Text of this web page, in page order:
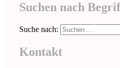
Suchen nach
Suche nach:
Kontakt